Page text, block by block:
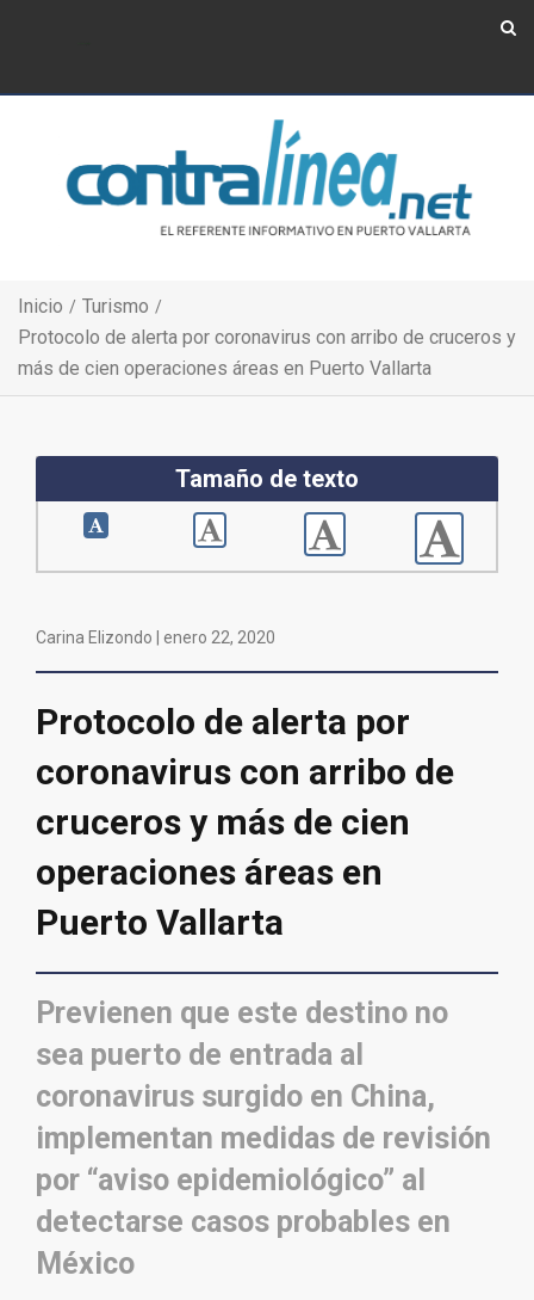
Inicio
Turismo
Protocolo de alerta por coronavirus con arribo de cruceros y
más de cien operaciones áreas en Puerto Vallarta
Tamaño de texto
Carina Elizondo | enero 22, 2020
Protocolo de alerta por
coronavirus con arribo de
cruceros y más de cien
operaciones áreas en
Puerto Vallarta
Previenen que este destino no
sea puerto de entrada al
coronavirus surgido en China,
implementan medidas de revisión
por “aviso epidemiológico” al
detectarse casos probables en
México